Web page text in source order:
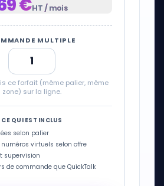
€HT / mois
MULTIPLE
ce forfait (même palier, même
zone) sur la ligne.
CE QUI EST INCLUS
selon palier
virtuels selon offre
supervision
de commande que QuickTalk